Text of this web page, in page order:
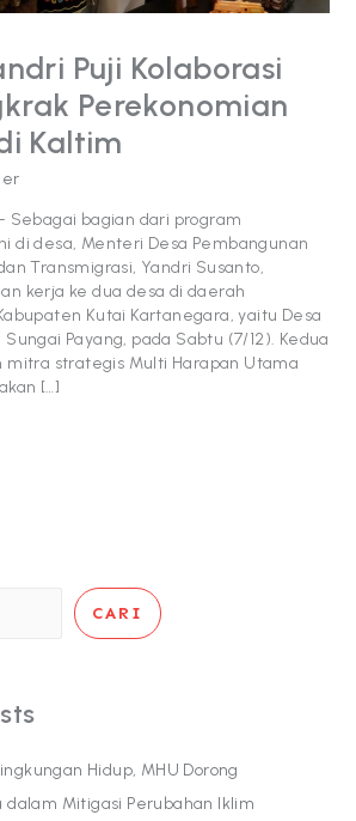
Puji Kolaborasi
Perekonomian
Kaltim
Sebagai bagian dari program
di desa, Menteri Desa Pembangunan
Transmigrasi, Yandri Susanto,
kerja ke dua desa di daerah
Kutai Kartanegara, yaitu Desa
Sungai Payang, pada Sabtu (7/12). Kedua
mitra strategis Multi Harapan Utama
[…]
CARI
Hidup, MHU Dorong
dalam Mitigasi Perubahan Iklim